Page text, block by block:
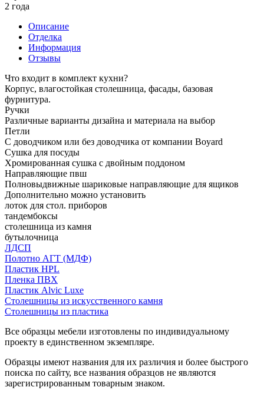
2 года
Описание
Отделка
Информация
Отзывы
Что входит в комплект кухни?
Корпус, влагостойкая столешница, фасады, базовая
фурнитура.
Ручки
Различные варианты дизайна и материала на выбор
Петли
С доводчиком или без доводчика от компании Boyard
Сушка для посуды
Хромированная сушка с двойным поддоном
Направляющие пвш
Полновыдвижные шариковые направляющие для ящиков
Дополнительно можно установить
лоток для стол. приборов
тандембоксы
столешница из камня
бутылочница
ЛДСП
Полотно АГТ (МДФ)
Пластик HPL
Пленка ПВХ
Пластик Alvic Luxe
Столешницы из искусственного камня
Столешницы из пластика
Все образцы мебели изготовлены по индивидуальному
проекту в единственном экземпляре.
Образцы имеют названия для их различия и более быстрого
поиска по сайту, все названия образцов не являются
зарегистрированным товарным знаком.